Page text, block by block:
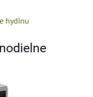
hydinu